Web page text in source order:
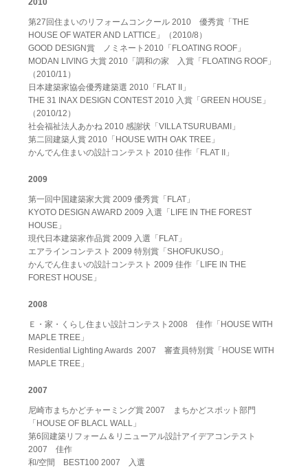
2010
第27回住まいのリフォームコンクール 2010 優秀賞「THE
HOUSE OF WATER AND LATTICE」（2010/8）
GOOD DESIGN賞 ノミネート2010「FLOATING ROOF」
MODAN LIVING 大賞 2010「調和の家 入賞「FLOATING ROOF」
（2010/11）
日本建築家協会優秀建築選 2010「FLAT II」
THE 31 INAX DESIGN CONTEST 2010 入賞「GREEN HOUSE」
（2010/12）
社会福祉法人あかね 2010 感謝状「VILLA TSURUBAMI」
第二回建築人賞 2010「HOUSE WITH OAK TREE」
かんでん住まいの設計コンテスト 2010 佳作「FLAT II」
2009
第一回中国建築家大賞 2009 優秀賞「FLAT」
KYOTO DESIGN AWARD 2009 入選「LIFE IN THE FOREST
HOUSE」
現代日本建築家作品賞 2009 入選「FLAT」
エアラインコンテスト 2009 特別賞「SHOFUKUSO」
かんでん住まいの設計コンテスト 2009 佳作「LIFE IN THE
FOREST HOUSE」
2008
Ｅ・家・くらし住まい設計コンテスト2008 佳作「HOUSE WITH
MAPLE TREE」
Residential Lighting Awards 2007 審査員特別賞「HOUSE WITH
MAPLE TREE」
2007
尼崎市まちかどチャーミング賞 2007 まちかどスポット部門
「HOUSE OF BLACL WALL」
第6回建築リフォーム＆リニューアル設計アイデアコンテスト
2007 佳作
和/空間 BEST100 2007 入選